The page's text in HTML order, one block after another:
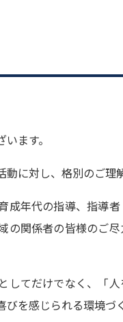
ます。
に対し、格別のご理
成年代の指導、指導
の関係者の皆様のご
してだけでなく、「
を感じられる環境づ